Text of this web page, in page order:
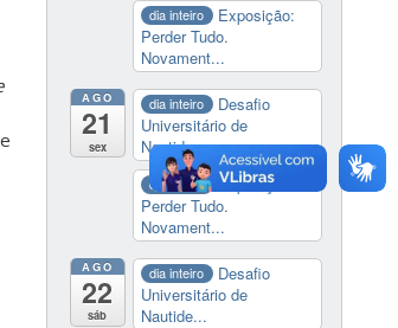
dia inteiro
Exposição:
Perder Tudo.
Novament...
AGO
21
sex
dia inteiro
Desafio
Universitário de
Nautide...
dia inteiro
Exposição:
Perder Tudo.
Novament...
AGO
22
sáb
dia inteiro
Desafio
Universitário de
Nautide...